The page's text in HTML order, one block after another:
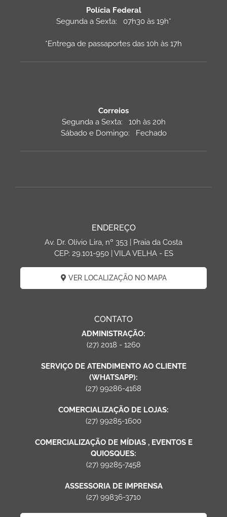
Polícia Federal
Segunda a Sexta: 07h30 às 19h*
*Entrega de passaportes das 10h às 17h
Correios
Segunda a Sexta: 10h às 20h
Sábado e Domingo: Fechado
ENDEREÇO
Av. Dr. Olívio Lira, nº 353 | Praia da Costa
CEP: 29.101-950 | VILA VELHA - ES
VER LOCALIZAÇÃO NO MAPA
CONTATO
ADMINISTRAÇÃO:
(27) 2018 - 1260
SERVIÇO DE ATENDIMENTO AO CLIENTE
(WHATSAPP):
(27) 99286-4168
COMERCIALIZAÇÃO DE LOJAS:
(27) 99285-1600
COMERCIALIZAÇÃO DE MÍDIAS , EVENTOS E
QUIOSQUES:
(27) 99285-7458
ASSESSORIA DE IMPRENSA
(27) 99836-3710